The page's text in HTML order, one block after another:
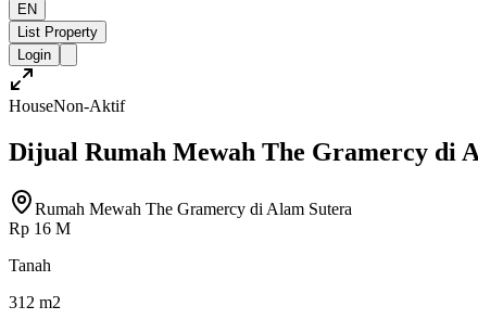
EN
List Property
Login
HouseNon-Aktif
Dijual Rumah Mewah The Gramercy di
Rumah Mewah The Gramercy di Alam Sutera
Rp 16 M
Tanah
312 m2